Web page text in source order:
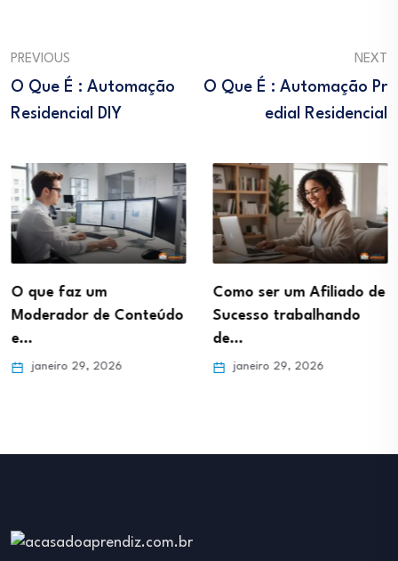
PREVIOUS
O Que É : Automação
Residencial DIY
NEXT
O Que É : Automação Pr
Edial Residencial
O que faz um
Moderador de Conteúdo
e…
janeiro 29, 2026
Como ser um Afiliado de
Sucesso trabalhando
de…
janeiro 29, 2026